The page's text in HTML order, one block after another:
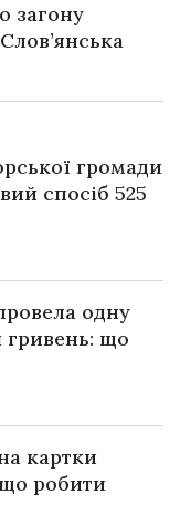
загону
громади
спосіб 525
одну
гривень: що
картки
робити